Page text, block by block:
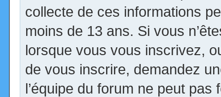
collecte de ces informations
moins de 13 ans. Si vous
lorsque vous vous inscrivez,
de vous inscrire, demandez
l’équipe du forum ne peut